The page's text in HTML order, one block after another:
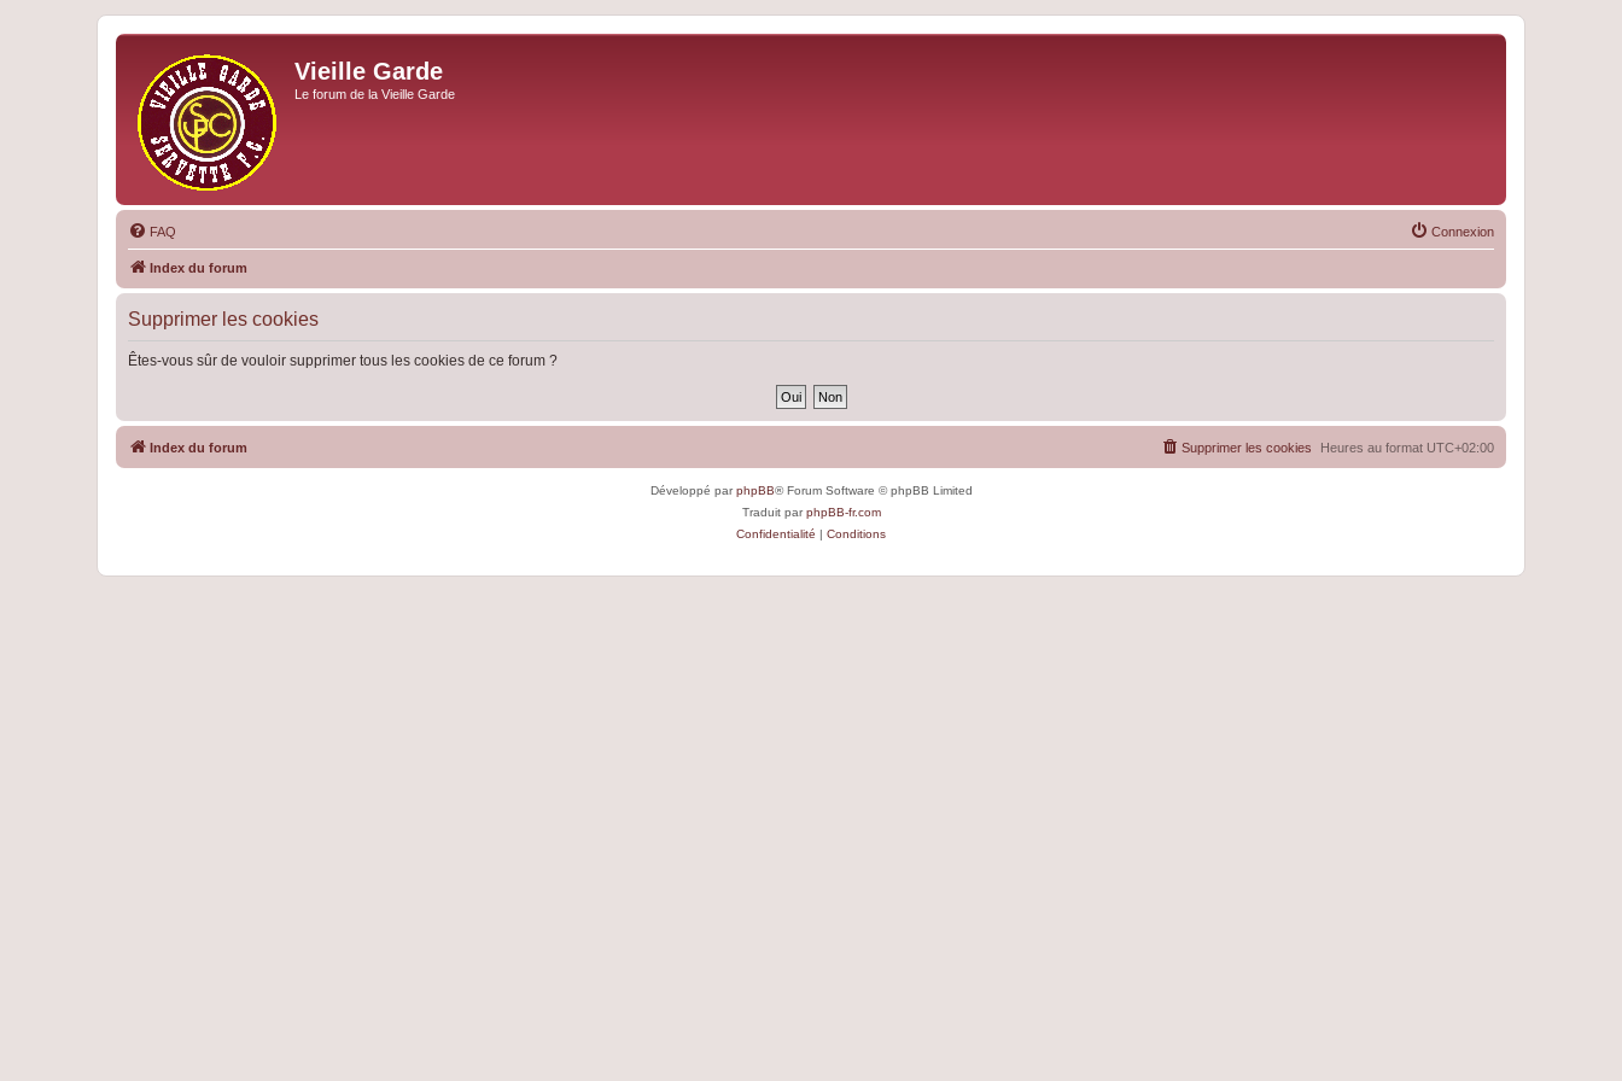
Vieille Garde
Le forum de la Vieille Garde
FAQ Connexion
Index du forum
Supprimer les cookies
Êtes-vous sûr de vouloir supprimer tous les cookies de ce forum ?
Index du forum Heures au format UTC+02:00
Supprimer les cookies
Développé parphpBB® Forum Software © phpBB Limited
Traduit parphpBB-fr.com
Confidentialité | Conditions